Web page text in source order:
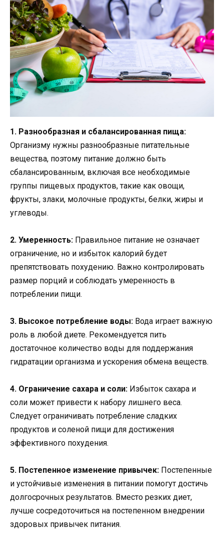
1. Разнообразная и сбалансированная пища:
Организму нужны разнообразные питательные
вещества, поэтому питание должно быть
сбалансированным, включая все необходимые
группы пищевых продуктов, такие как овощи,
фрукты, злаки, молочные продукты, белки, жиры и
углеводы.
2. Умеренность: Правильное питание не означает
ограничение, но и избыток калорий будет
препятствовать похудению. Важно контролировать
размер порций и соблюдать умеренность в
потреблении пищи.
3. Высокое потребление воды: Вода играет важную
роль в любой диете. Рекомендуется пить
достаточное количество воды для поддержания
гидратации организма и ускорения обмена веществ.
4. Ограничение сахара и соли: Избыток сахара и
соли может привести к набору лишнего веса.
Следует ограничивать потребление сладких
продуктов и соленой пищи для достижения
эффективного похудения.
5. Постепенное изменение привычек: Постепенные
и устойчивые изменения в питании помогут достичь
долгосрочных результатов. Вместо резких диет,
лучше сосредоточиться на постепенном внедрении
здоровых привычек питания.